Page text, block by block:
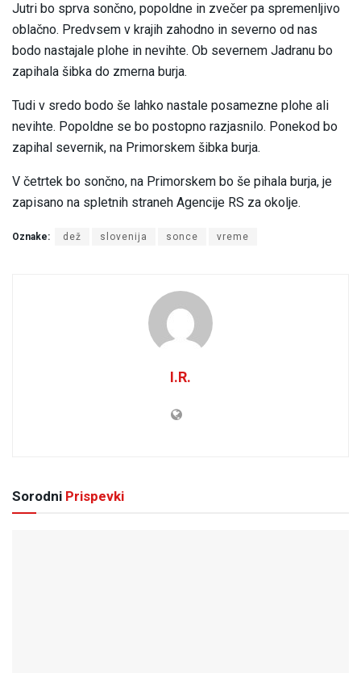
Jutri bo sprva sončno, popoldne in zvečer pa spremenljivo
oblačno. Predvsem v krajih zahodno in severno od nas
bodo nastajale plohe in nevihte. Ob severnem Jadranu bo
zapihala šibka do zmerna burja.
Tudi v sredo bodo še lahko nastale posamezne plohe ali
nevihte. Popoldne se bo postopno razjasnilo. Ponekod bo
zapihal severnik, na Primorskem šibka burja.
V četrtek bo sončno, na Primorskem bo še pihala burja, je
zapisano na spletnih straneh Agencije RS za okolje.
Oznake: dež slovenija sonce vreme
I.R.
Sorodni Prispevki